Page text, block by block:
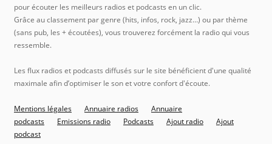
pour écouter les meilleurs radios et podcasts en un clic.
Grâce au classement par genre (hits, infos, rock, jazz…) ou par thème
(sans pub, les + écoutées), vous trouverez forcément la radio qui vous
ressemble.
Les flux radios et podcasts diffusés sur le site bénéficient d'une qualité
maximale afin d’optimiser le son et votre confort d'écoute.
Mentions légales Annuaire radios
Annuaire
podcasts
Emissions radio Podcasts Ajout radio
Ajout
podcast